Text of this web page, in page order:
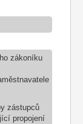
zákoníku
zástupců
propojení